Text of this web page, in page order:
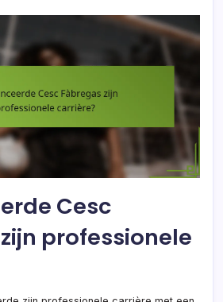
Cesc
professionele